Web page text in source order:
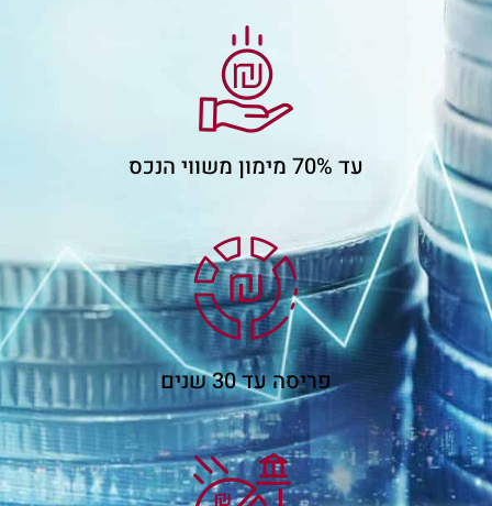
עד 70% מימון משווי הנכס
פריסה עד 30 שנים